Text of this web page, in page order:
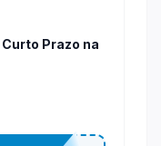
Curto Prazo na